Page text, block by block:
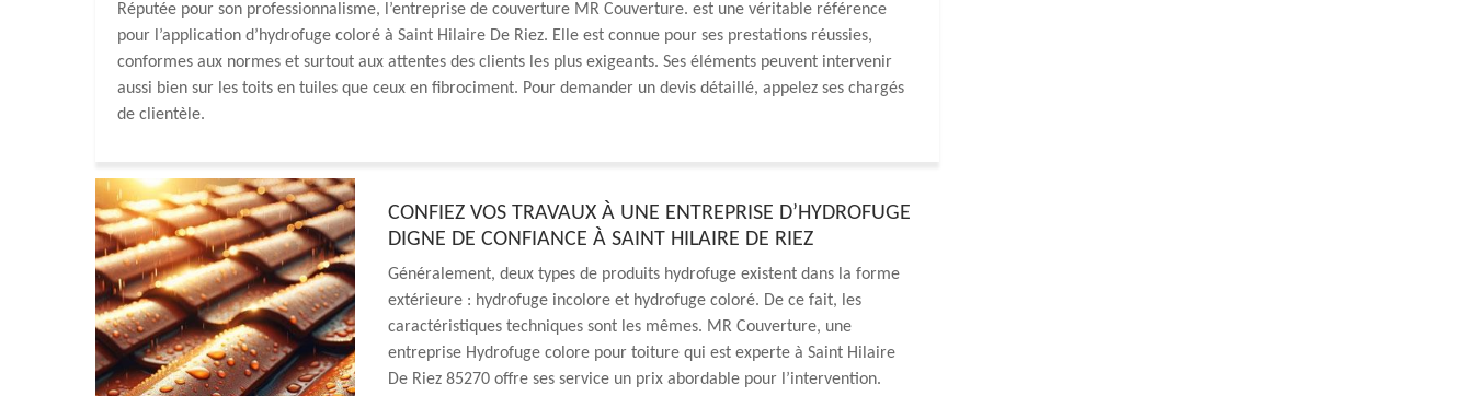
Réputée pour son professionnalisme, l’entreprise de couverture MR Couverture. est une véritable référence
pour l’application d’hydrofuge coloré à Saint Hilaire De Riez. Elle est connue pour ses prestations réussies,
conformes aux normes et surtout aux attentes des clients les plus exigeants. Ses éléments peuvent intervenir
aussi bien sur les toits en tuiles que ceux en fibrociment. Pour demander un devis détaillé, appelez ses chargés
de clientèle.
CONFIEZ VOS TRAVAUX À UNE ENTREPRISE D’HYDROFUGE
DIGNE DE CONFIANCE À SAINT HILAIRE DE RIEZ
Généralement, deux types de produits hydrofuge existent dans la forme
extérieure : hydrofuge incolore et hydrofuge coloré. De ce fait, les
caractéristiques techniques sont les mêmes. MR Couverture, une
entreprise Hydrofuge colore pour toiture qui est experte à Saint Hilaire
De Riez 85270 offre ses service un prix abordable pour l’intervention.